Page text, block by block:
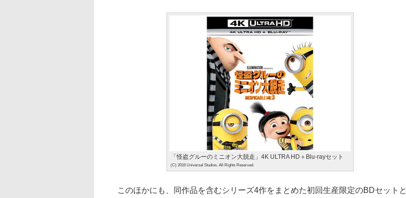
「怪盗グルーのミニオン大脱走」4K ULTRA HD＋Blu-rayセット
(C) 2016 Universal Studios. All Rights Reserved.
このほかにも、同作品を含むシリーズ4作をまとめた初回生産限定のBDセットと